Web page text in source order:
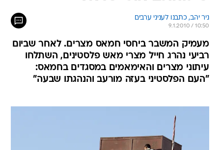
ניר יהב, כתבנו לעניני ערבים
9.1.2010 / 10:50
מעמיק המשבר ביחסי חמאס מצרים. לאחר שביום
רביעי נהרג חייל מצרי מאש פלסטינים, השתלחו
עיתוני מצרים והאימאמים במסגדים בחמאס:
"העם הפלסטיני בעזה מורעב והנהגתו שבעה"